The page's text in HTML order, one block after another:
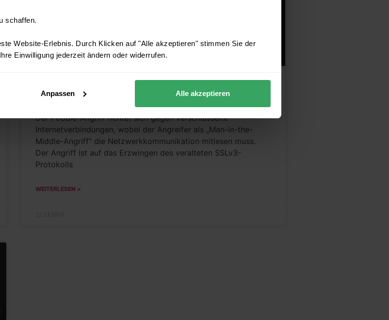
schaffen.
Website-Erlebnis. Durch Klicken auf "Alle akzeptieren" stimmen Sie der
Einwilligung jederzeit ändern oder widerrufen.
Anpassen Alle akzeptieren
CVE-2014-3566: Poodle
Der Poodle-Angriff richtet sich gegen verschlüsselte
Internetverbindungen, wobei der Angreifer als „Man-in-the-
Middle-Angriff“ die Netzwerkkommunikation mitlesen muss.
Der Angriff ist auf das Erzwingen des veralteten SSLv3-
Protokolls
WEITERLESEN »